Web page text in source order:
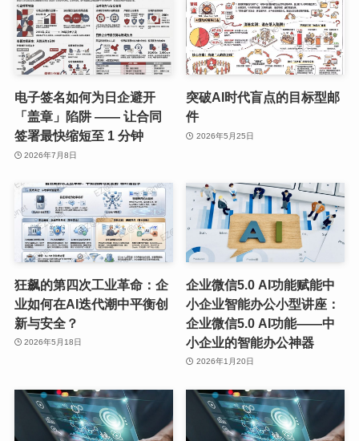
电子签名如何为日企避开
「盖章」陷阱 —— 让合同
签署最快缩短至 1 分钟
2026年7月8日
突破AI时代盲点的目标型邮
件
2026年5月25日
狂飙的第四次工业革命：企
业如何在AI迭代潮中平衡创
新与安全？
2026年5月18日
企业微信5.0 AI功能赋能中
小企业智能办公小型讲座：
企业微信5.0 AI功能——中
小企业的智能办公神器
2026年1月20日